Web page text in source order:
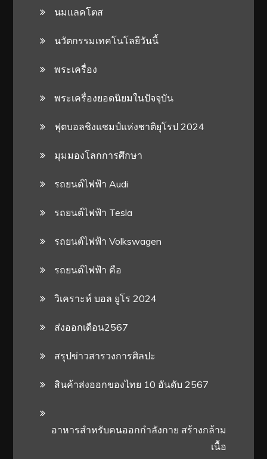
นมแลคโตส
นวัตกรรมเทคโนโลยีวันนี้
พระเครื่อง
พระเครื่องยอดนิยมในปัจจุบัน
ฟุตบอลชิงแชมป์แห่งชาติยุโรป 2024
มุมมองโลกการศึกษา
รถยนต์ไฟฟ้า Audi
รถยนต์ไฟฟ้า Tesla
รถยนต์ไฟฟ้า Volkswagen
รถยนต์ไฟฟ้า คือ
วิเคราะห์ บอล ยูโร 2024
ส่งออกเดือน2567
สรุปข่าวสารวงการศิลปะ
สินค้าส่งออกของไทย 10 อันดับ 2567
อาหารสําหรับคนออกกําลังกาย สร้างกล้าม
เนื้อ